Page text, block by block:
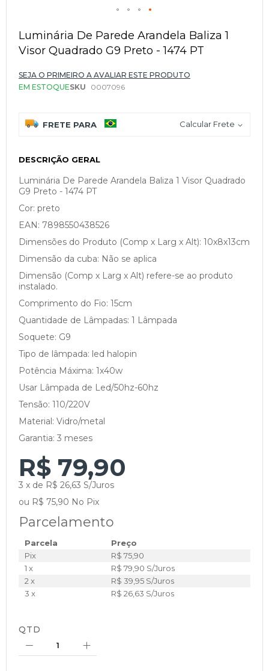
para
o
início
Galeria
de
Luminária De Parede Arandela Baliza 1
Visor Quadrado G9 Preto - 1474 PT
SEJA O PRIMEIRO A AVALIAR ESTE PRODUTO
EM ESTOQUESKU 0007096
FRETE PARA Calcular Frete
DESCRIÇÃO GERAL
Luminária De Parede Arandela Baliza 1 Visor Quadrado
G9 Preto - 1474 PT
Cor: preto
EAN: 7898550438526
Dimensões do Produto (Comp x Larg x Alt): 10x8x13cm
Dimensão da cuba: Não se aplica
Dimensão (Comp x Larg x Alt) refere-se ao produto
instalado.
Comprimento do Fio: 15cm
Quantidade de Lâmpadas: 1 Lâmpada
Soquete: G9
Tipo de lâmpada: led halopin
Potência Máxima: 1x40w
Usar Lâmpada de Led/50hz-60hz
Tensão: 110/220V
Material: Vidro/metal
Garantia: 3 meses
R$ 79,90
3 x de R$ 26,63 S/Juros
ou R$ 75,90 No Pix
Parcelamento
Parcela
Preço
Pix
R$ 75,90
1 x
R$ 79,90 S/Juros
2 x
R$ 39,95 S/Juros
3 x
R$ 26,63 S/Juros
QTD